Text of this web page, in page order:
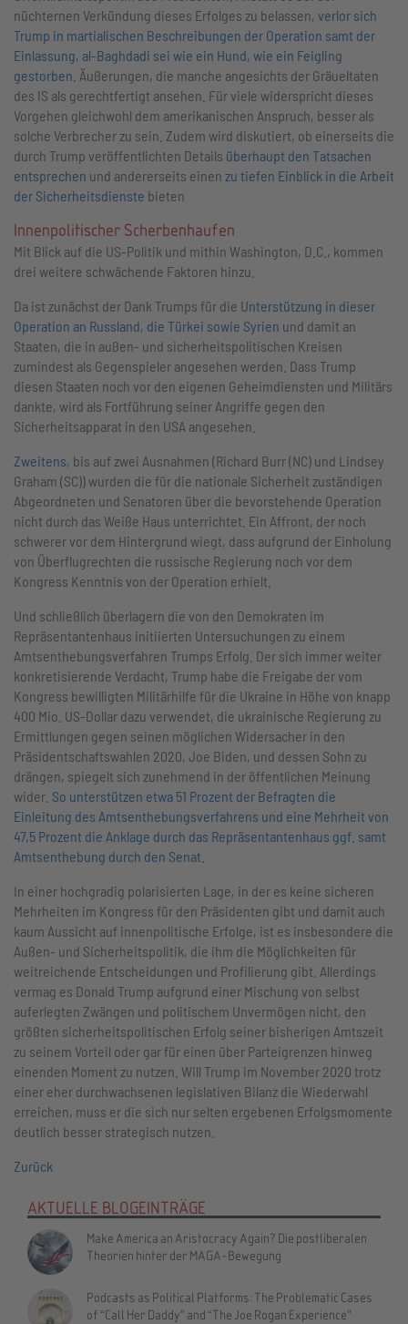
nüchternen Verkündung dieses Erfolges zu belassen, verlor sich
Trump in martialischen Beschreibungen der Operation samt der
Einlassung, al-Baghdadi sei wie ein Hund, wie ein Feigling
gestorben . Äußerungen, die manche angesichts der Gräueltaten
des IS als gerechtfertigt ansehen. Für viele widerspricht dieses
Vorgehen gleichwohl dem amerikanischen Anspruch, besser als
solche Verbrecher zu sein. Zudem wird diskutiert, ob einerseits die
durch Trump veröffentlichten Details überhaupt den Tatsachen
entsprechen und andererseits einen zu tiefen Einblick in die Arbeit
der Sicherheitsdienste bieten
Innenpolitischer Scherbenhaufen
Mit Blick auf die US-Politik und mithin Washington, D.C., kommen
drei weitere schwächende Faktoren hinzu.
Da ist zunächst der Dank Trumps für die Unterstützung in dieser
Operation an Russland, die Türkei sowie Syrien und damit an
Staaten, die in außen- und sicherheitspolitischen Kreisen
zumindest als Gegenspieler angesehen werden. Dass Trump
diesen Staaten noch vor den eigenen Geheimdiensten und Militärs
dankte, wird als Fortführung seiner Angriffe gegen den
Sicherheitsapparat in den USA angesehen.
Zweitens, bis auf zwei Ausnahmen (Richard Burr (NC) und Lindsey
Graham (SC)) wurden die für die nationale Sicherheit zuständigen
Abgeordneten und Senatoren über die bevorstehende Operation
nicht durch das Weiße Haus unterrichtet. Ein Affront, der noch
schwerer vor dem Hintergrund wiegt, dass aufgrund der Einholung
von Überflugrechten die russische Regierung noch vor dem
Kongress Kenntnis von der Operation erhielt.
Und schließlich überlagern die von den Demokraten im
Repräsentantenhaus initiierten Untersuchungen zu einem
Amtsenthebungsverfahren Trumps Erfolg. Der sich immer weiter
konkretisierende Verdacht, Trump habe die Freigabe der vom
Kongress bewilligten Militärhilfe für die Ukraine in Höhe von knapp
400 Mio. US-Dollar dazu verwendet, die ukrainische Regierung zu
Ermittlungen gegen seinen möglichen Widersacher in den
Präsidentschaftswahlen 2020, Joe Biden, und dessen Sohn zu
drängen, spiegelt sich zunehmend in der öffentlichen Meinung
wider. So unterstützen etwa 51 Prozent der Befragten die
Einleitung des Amtsenthebungsverfahrens und eine Mehrheit von
47,5 Prozent die Anklage durch das Repräsentantenhaus ggf. samt
Amtsenthebung durch den Senat
In einer hochgradig polarisierten Lage, in der es keine sicheren
Mehrheiten im Kongress für den Präsidenten gibt und damit auch
kaum Aussicht auf innenpolitische Erfolge, ist es insbesondere die
Außen- und Sicherheitspolitik, die ihm die Möglichkeiten für
weitreichende Entscheidungen und Profilierung gibt. Allerdings
vermag es Donald Trump aufgrund einer Mischung von selbst
auferlegten Zwängen und politischem Unvermögen nicht, den
größten sicherheitspolitischen Erfolg seiner bisherigen Amtszeit
zu seinem Vorteil oder gar für einen über Parteigrenzen hinweg
einenden Moment zu nutzen. Will Trump im November 2020 trotz
einer eher durchwachsenen legislativen Bilanz die Wiederwahl
erreichen, muss er die sich nur selten ergebenen Erfolgsmomente
deutlich besser strategisch nutzen.
Zurück
AKTUELLE BLOGEINTRÄGE
Make America an Aristocracy Again? Die postliberalen
Theorien hinter der MAGA-Bewegung
Podcasts as Political Platforms: The Problematic Cases
of “Call Her Daddy” and “The Joe Rogan Experience”